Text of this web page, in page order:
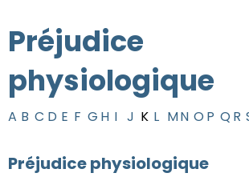
Préjudice
physiologique
A B C D E F G H I J K L MN O P Q R
Préjudice physiologique